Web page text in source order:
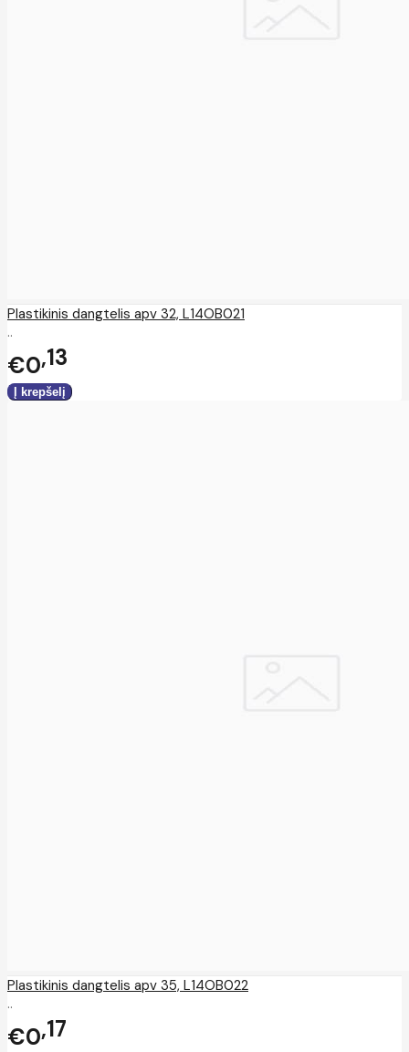
Plastikinis dangtelis apv 32, L14OB021
..
€0 13
Plastikinis dangtelis apv 35, L14OB022
..
€0 17